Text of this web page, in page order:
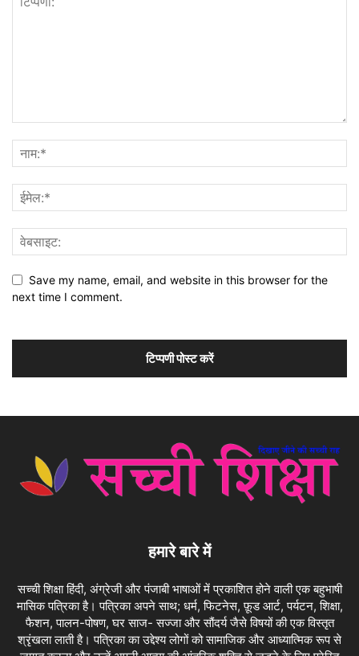
Save my name, email, and website in this browser for the
next time I comment.
हमारे बारे में
सच्ची शिक्षा हिंदी, अंग्रेजी और पंजाबी भाषाओं में प्रकाशित होने वाली एक बहुभाषी
मासिक पत्रिका है। पत्रिका अपने साथ; धर्म, फिटनेस, फ़ूड आर्ट, पर्यटन, शिक्षा,
फैशन, पालन-पोषण, घर साज- सज्जा और सौंदर्य जैसे विषयों की एक विस्तृत
श्रृंखला लाती है। पत्रिका का उद्देश्य लोगों को सामाजिक और आध्यात्मिक रूप से